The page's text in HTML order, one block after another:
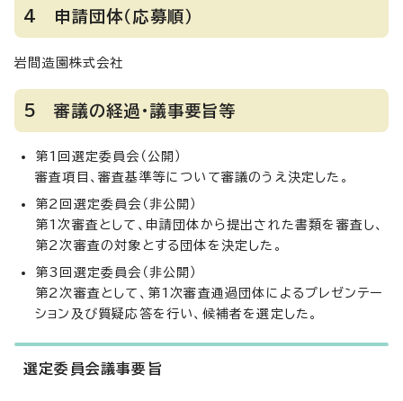
4 申請団体（応募順）
岩間造園株式会社
5 審議の経過・議事要旨等
第1回選定委員会（公開）
審査項目、審査基準等について審議のうえ決定した。
第2回選定委員会（非公開）
第1次審査として、申請団体から提出された書類を審査し、
第2次審査の対象とする団体を決定した。
第3回選定委員会（非公開）
第2次審査として、第1次審査通過団体によるプレゼンテー
ション及び質疑応答を行い、候補者を選定した。
選定委員会議事要旨